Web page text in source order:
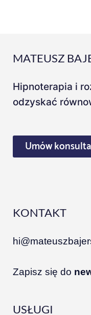
MATEUSZ
Hipnoterapia i
odzyskać
Umów
KONTAKT
Zapisz się do
USŁUGI